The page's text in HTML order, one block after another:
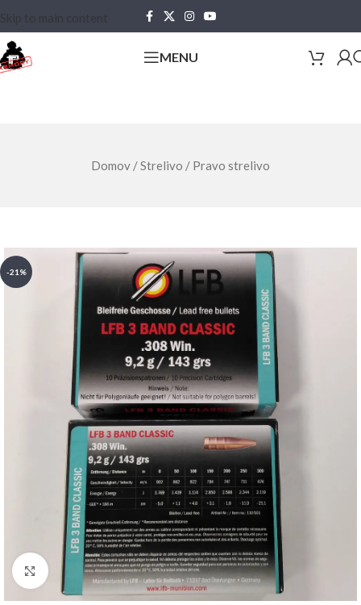
Skip to main content
MENU
Domov /Strelivo / Pravo strelivo
-21%
Click to enlarge